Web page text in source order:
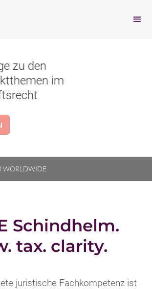
zu den
im
WORLDWIDE
Schindhelm.
tax. clarity.
juristische Fachkompetenz ist